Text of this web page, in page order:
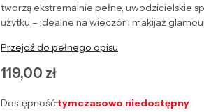
tworzą ekstremalnie pełne, uwodzicielskie
użytku – idealne na wieczór i makijaż
Przejdź do pełnego opisu
Cena
119,00 zł
Dostępność:tymczasowo niedostępny